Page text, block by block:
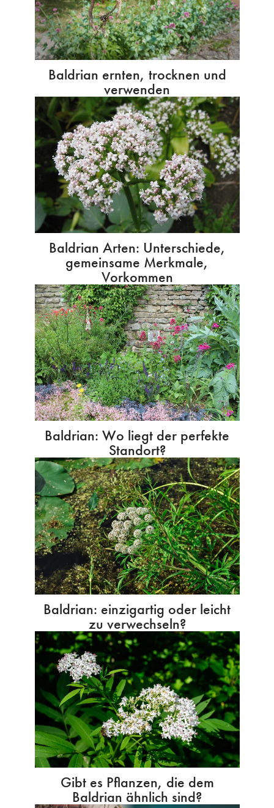
Baldrian ernten, trocknen und
verwenden
Baldrian Arten: Unterschiede,
gemeinsame Merkmale,
Vorkommen
Baldrian: Wo liegt der perfekte
Standort?
Baldrian: einzigartig oder leicht
zu verwechseln?
Gibt es Pflanzen, die dem
Baldrian ähnlich sind?